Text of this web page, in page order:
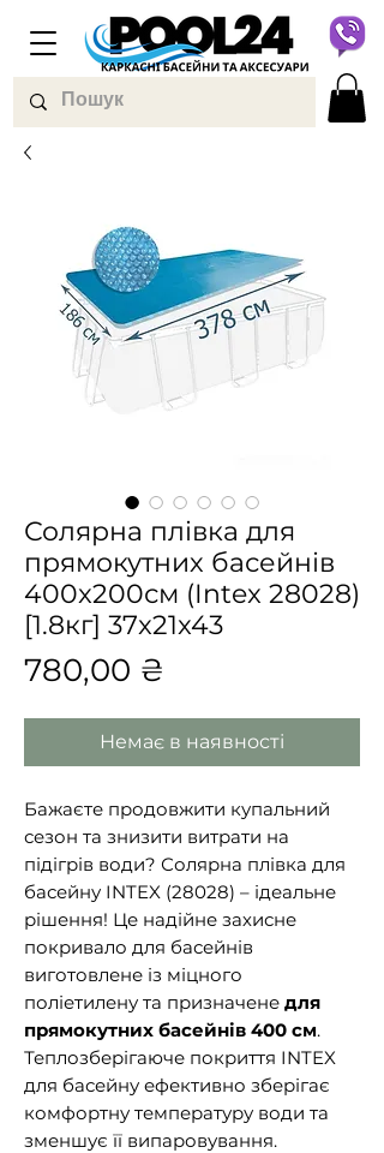
Солярна плівка для
прямокутних басейнів
400x200см (Intex 28028)
[1.8кг] 37x21x43
780,00 ₴
Немає в наявності
Бажаєте продовжити купальний
сезон та знизити витрати на
підігрів води? Солярна плівка для
басейну INTEX (28028) – ідеальне
рішення! Це надійне захисне
покривало для басейнів
виготовлене із міцного
поліетилену та призначене для
прямокутних басейнів 400 см.
Теплозберігаюче покриття INTEX
для басейну ефективно зберігає
комфортну температуру води та
зменшує її випаровування.